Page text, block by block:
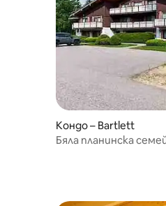
Кондо – Bartlett
Бяла планинска